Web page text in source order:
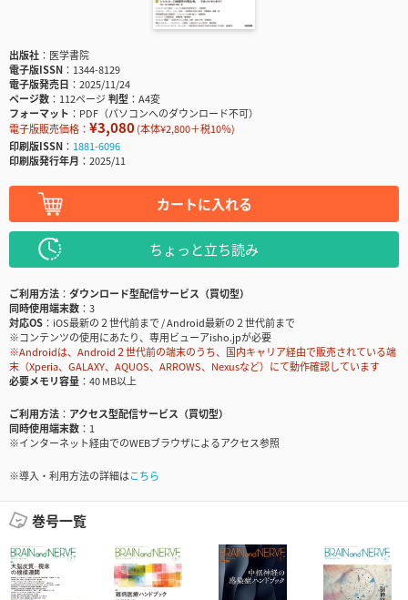
出版社
医学書院
電子版ISSN
1344-8129
電子版発売日
2025/11/24
ページ数
112ページ判型
A4変
フォーマット
PDF（パソコンへのダウンロード不可）
電子版販売価格： ¥3,080(本体¥2,800＋税10％)
印刷版ISSN
1881-6096
印刷版発行年月
2025/11
カートに入れる
ちょっと立ち読み
ご利用方法
ダウンロード型配信サービス（買切型）
同時使用端末数
3
対応OS
iOS最新の２世代前まで / Android最新の２世代前まで
※コンテンツの使用にあたり、専用ビューアisho.jpが必要
※Androidは、Android２世代前の端末のうち、国内キャリア経由で販売されている端
末（Xperia、GALAXY、AQUOS、ARROWS、Nexusなど）にて動作確認しています
必要メモリ容量
40 MB以上
ご利用方法
アクセス型配信サービス（買切型）
同時使用端末数
1
※インターネット経由でのWEBブラウザによるアクセス参照
※導入・利用方法の詳細はこちら
巻号一覧